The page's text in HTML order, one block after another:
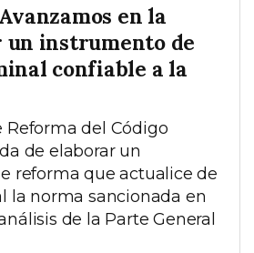
en la
un instrumento de
confiable a la
Reforma del Código
de elaborar un
reforma que actualice de
la norma sancionada en
de la Parte General